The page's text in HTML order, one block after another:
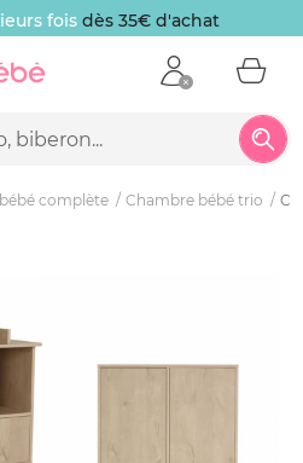
fois dès 35€ d'achat
complète Chambre bébé trio